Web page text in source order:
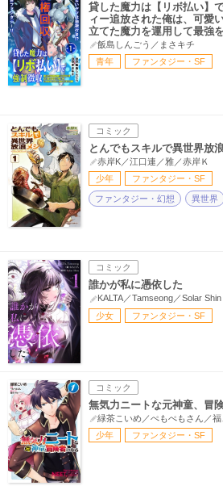
貸した魔力は【リボ払い】
ィー追放された俺は、可愛
立てた魔力を運用して最強
飯島しんごう／まさキチ
青年
ファンタジー・SF
コミック
とんでもスキルで異世界放
赤岸K／江口連／雅／赤岸Ｋ
少年
ファンタジー・SF
ファンタジー・幻想 異世界
コミック
誰かが私に憑依した
KALTA／Tamseong／Solar Shin
少女
ファンタジー・SF
コミック
無気力ニートな元神童、冒
緑茶こいめ／ぺもぺもさん／福
少年
ファンタジー・SF